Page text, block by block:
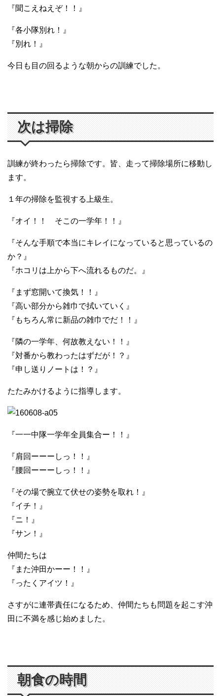
『聞こえねえぞ！！』
『各小隊別れ！』
『別れ！』
今日も目の回るような朝からの訓練でした。
次は掃除
訓練が終わったら掃除です。皆、走って掃除場所に移動し
ます。
１年の掃除を監視する上級生。
『オイ！！ そこの一学年！！』
『そんな手順で本当にキレイになっていると思っているの
か？』
『ホコリは上から下へ流れるものだ。』
『まず窓開いて換気！！』
『高い部分から雑巾で拭いていく』
『もちろん常に新品の雑巾でだ！！』
『隣の一学年、何故教えない！！』
『対番から教わったはずだが！？』
『申し送りノートは！？』
たたみかけるように指導します。
『一一中隊一学年全員集合ー！！』
『肩回ーーーしっ！！』
『腰回ーーーしっ！！』
『その場で腕立て伏せの姿勢を取れ！』
『イチ！』
『ニ！』
『サン！』
仲間たちは
『また沖田かーー！！』
『ったくアイツ！』
さすがに連帯責任になるため、仲間たちも問題を起こす沖
田に不満を感じ始めました。
朝食の時間